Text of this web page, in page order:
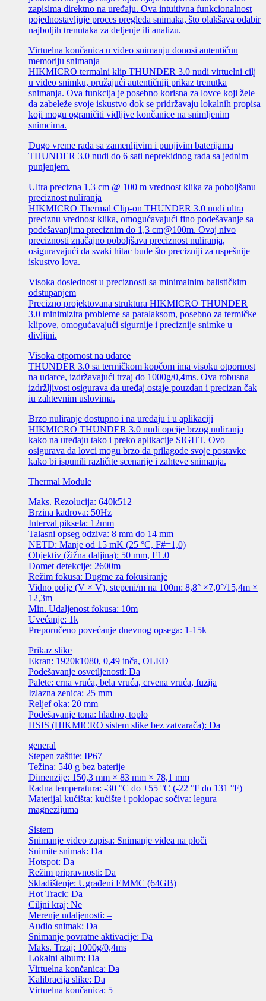
zapisima direktno na uređaju. Ova intuitivna funkcionalnost
pojednostavljuje proces pregleda snimaka, što olakšava odabir
najboljih trenutaka za deljenje ili analizu.
Virtuelna končanica u video snimanju donosi autentičnu
memoriju snimanja
HIKMICRO termalni klip THUNDER 3.0 nudi virtuelni cilj
u video snimku, pružajući autentičniji prikaz trenutka
snimanja. Ova funkcija je posebno korisna za lovce koji žele
da zabeleže svoje iskustvo dok se pridržavaju lokalnih propisa
koji mogu ograničiti vidljive končanice na snimljenim
snimcima.
Dugo vreme rada sa zamenljivim i punjivim baterijama
THUNDER 3.0 nudi do 6 sati neprekidnog rada sa jednim
punjenjem.
Ultra precizna 1,3 cm @ 100 m vrednost klika za poboljšanu
preciznost nuliranja
HIKMICRO Thermal Clip-on THUNDER 3.0 nudi ultra
preciznu vrednost klika, omogućavajući fino podešavanje sa
podešavanjima preciznim do 1,3 cm@100m. Ovaj nivo
preciznosti značajno poboljšava preciznost nuliranja,
osiguravajući da svaki hitac bude što precizniji za uspešnije
iskustvo lova.
Visoka doslednost u preciznosti sa minimalnim balističkim
odstupanjem
Precizno projektovana struktura HIKMICRO THUNDER
3.0 minimizira probleme sa paralaksom, posebno za termičke
klipove, omogućavajući sigurnije i preciznije snimke u
divljini.
Visoka otpornost na udarce
THUNDER 3.0 sa termičkom kopčom ima visoku otpornost
na udarce, izdržavajući trzaj do 1000g/0,4ms. Ova robusna
izdržljivost osigurava da uređaj ostaje pouzdan i precizan čak
iu zahtevnim uslovima.
Brzo nuliranje dostupno i na uređaju i u aplikaciji
HIKMICRO THUNDER 3.0 nudi opcije brzog nuliranja
kako na uređaju tako i preko aplikacije SIGHT. Ovo
osigurava da lovci mogu brzo da prilagode svoje postavke
kako bi ispunili različite scenarije i zahteve snimanja.
Thermal Module
Maks. Rezolucija: 640k512
Brzina kadrova: 50Hz
Interval piksela: 12mm
Talasni opseg odziva: 8 mm do 14 mm
NETD: Manje od 15 mK (25 °C, F#=1,0)
Objektiv (žižna daljina): 50 mm, F1.0
Domet detekcije: 2600m
Režim fokusa: Dugme za fokusiranje
Vidno polje (V × V), stepeni/m na 100m: 8,8° ×7,0°/15,4m ×
12,3m
Min. Udaljenost fokusa: 10m
Uvećanje: 1k
Preporučeno povećanje dnevnog opsega: 1-15k
Prikaz slike
Ekran: 1920k1080, 0,49 inča, OLED
Podešavanje osvetljenosti: Da
Palete: crna vruća, bela vruća, crvena vruća, fuzija
Izlazna zenica: 25 mm
Reljef oka: 20 mm
Podešavanje tona: hladno, toplo
HSIS (HIKMICRO sistem slike bez zatvarača): Da
general
Stepen zaštite: IP67
Težina: 540 g bez baterije
Dimenzije: 150,3 mm × 83 mm × 78,1 mm
Radna temperatura: -30 °C do +55 °C (-22 °F do 131 °F)
Materijal kućišta: kućište i poklopac sočiva: legura
magnezijuma
Sistem
Snimanje video zapisa: Snimanje videa na ploči
Snimite snimak: Da
Hotspot: Da
Režim pripravnosti: Da
Skladištenje: Ugrađeni EMMC (64GB)
Hot Track: Da
Ciljni kraj: Ne
Merenje udaljenosti: –
Audio snimak: Da
Snimanje povratne aktivacije: Da
Maks. Trzaj: 1000g/0,4ms
Lokalni album: Da
Virtuelna končanica: Da
Kalibracija slike: Da
Virtuelna končanica: 5